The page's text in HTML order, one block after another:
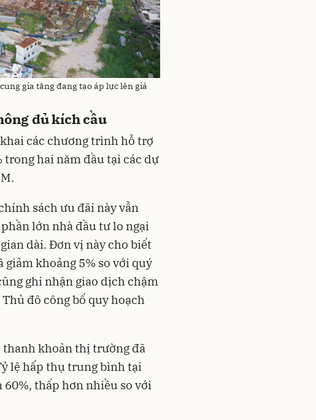
gia tăng đang tạo áp lực lên giá
đủ kích cầu
các chương trình hỗ trợ
hai năm đầu tại các dự
sách ưu đãi này vẫn
lớn nhà đầu tư lo ngại
dài. Đơn vị này cho biết
giảm khoảng 5% so với quý
ghi nhận giao dịch chậm
đô công bố quy hoạch
thanh khoản thị trường đã
lệ hấp thụ trung bình tại
60%, thấp hơn nhiều so với